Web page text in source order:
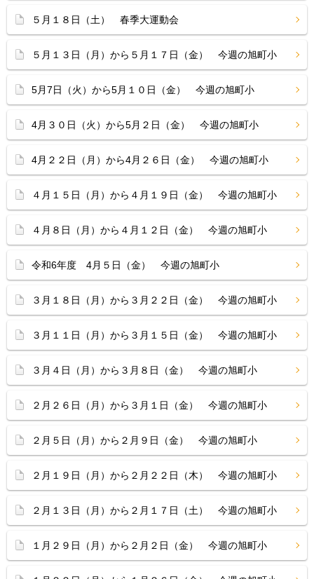
５月１８日（土） 春季大運動会
５月１３日（月）から５月１７日（金） 今週の旭町小
5月7日（火）から5月１０日（金） 今週の旭町小
4月３０日（火）から5月２日（金） 今週の旭町小
4月２２日（月）から4月２６日（金） 今週の旭町小
４月１５日（月）から４月１９日（金） 今週の旭町小
４月８日（月）から４月１２日（金） 今週の旭町小
令和6年度 4月５日（金） 今週の旭町小
３月１８日（月）から３月２２日（金） 今週の旭町小
３月１１日（月）から３月１５日（金） 今週の旭町小
３月４日（月）から３月８日（金） 今週の旭町小
２月２６日（月）から３月１日（金） 今週の旭町小
２月５日（月）から２月９日（金） 今週の旭町小
２月１９日（月）から２月２２日（木） 今週の旭町小
２月１３日（月）から２月１７日（土） 今週の旭町小
１月２９日（月）から２月２日（金） 今週の旭町小